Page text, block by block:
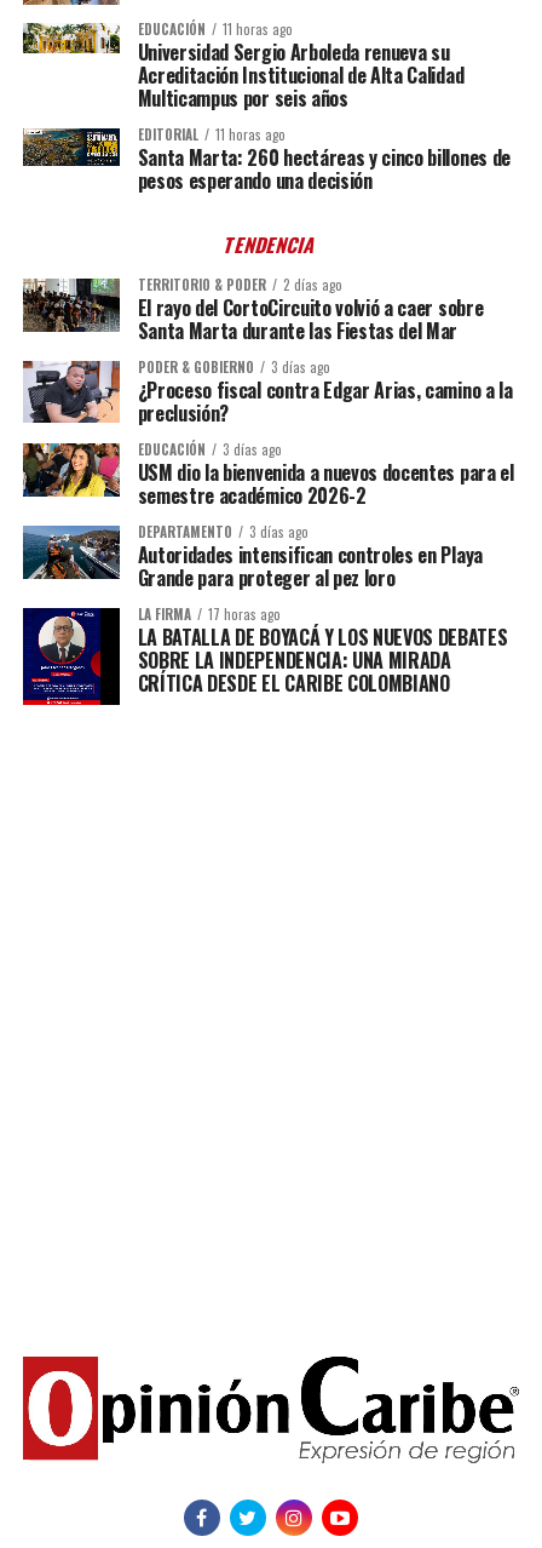
EDUCACIÓN 11 horas ago
Universidad Sergio Arboleda renueva su
Acreditación Institucional de Alta Calidad
Multicampus por seis años
EDITORIAL 11 horas ago
Santa Marta: 260 hectáreas y cinco billones de
pesos esperando una decisión
TENDENCIA
TERRITORIO & PODER 2 días ago
El rayo del CortoCircuito volvió a caer sobre
Santa Marta durante las Fiestas del Mar
PODER & GOBIERNO 3 días ago
¿Proceso fiscal contra Edgar Arias, camino a la
preclusión?
EDUCACIÓN 3 días ago
USM dio la bienvenida a nuevos docentes para el
semestre académico 2026-2
DEPARTAMENTO 3 días ago
Autoridades intensifican controles en Playa
Grande para proteger al pez loro
LA FIRMA 17 horas ago
LA BATALLA DE BOYACÁ Y LOS NUEVOS DEBATES
SOBRE LA INDEPENDENCIA: UNA MIRADA
CRÍTICA DESDE EL CARIBE COLOMBIANO